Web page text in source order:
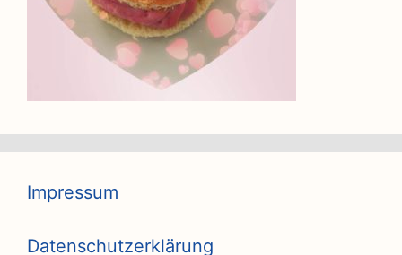
Impressum
Datenschutzerklärung